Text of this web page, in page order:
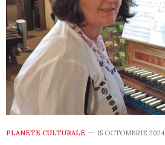
PLANETE CULTURALE 15 OCTOMBRIE 2024